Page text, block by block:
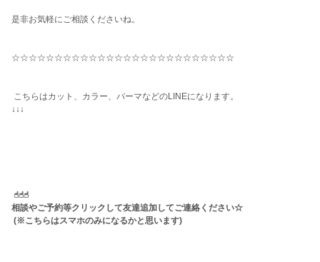
是非お気軽にご相談くださいね。
☆☆☆☆☆☆☆☆☆☆☆☆☆☆☆☆☆☆☆☆☆☆☆☆☆☆
こちらはカット、カラー、パーマなどのLINEになります。
↓↓↓
☝︎☝︎☝︎
相談やご予約等クリックして友達追加してご連絡ください☆
(※こちらはスマホのみになるかと思います)